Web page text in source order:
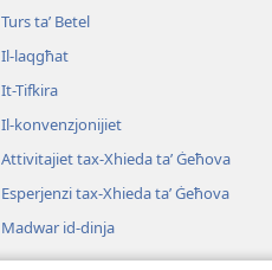
Turs taʼ Betel
Il-laqgħat
It-Tifkira
Il-konvenzjonijiet
Attivitajiet tax-Xhieda taʼ Ġeħova
Esperjenzi tax-Xhieda taʼ Ġeħova
Madwar id-dinja